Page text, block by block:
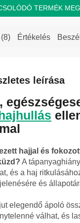
TERMÉK
Értékelés
leírása
hajjal és
A
és a haj
és
elegendő ápoló
válhat, és